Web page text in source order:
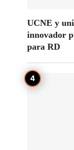
UCNE y
innovador
para RD